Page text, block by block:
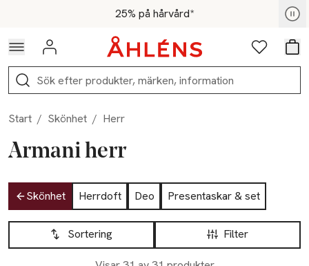
Hoppa till navigationsmenyn25% på hårvård*
För medlemmar - Shoppa nu
Logga in Favoriter
Sök
Start / Skönhet / Herr
Armani herr
Hoppa till produktsidan
Skönhet Herrdoft Deo
Presentaskar & set
Hoppa till produktsidan
Filter
Sortering
Lista över produkter